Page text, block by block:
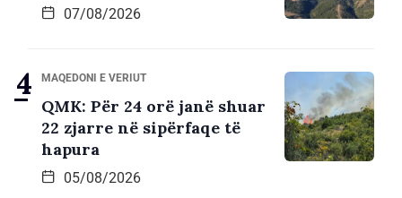
07/08/2026
MAQEDONI E VERIUT
QMK: Për 24 orë janë shuar
22 zjarre në sipërfaqe të
hapura
05/08/2026